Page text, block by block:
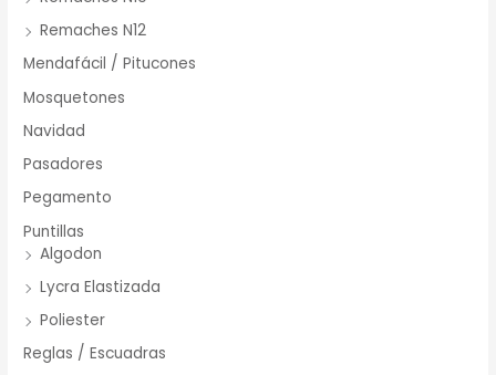
Remaches N12
Mendafácil / Pitucones
Mosquetones
Navidad
Pasadores
Pegamento
Puntillas
Algodon
Lycra Elastizada
Poliester
Reglas / Escuadras